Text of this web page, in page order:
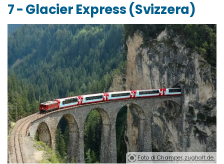
7 - Glacier Express (Svizzera)
Foto di Champer, zughalt.de.